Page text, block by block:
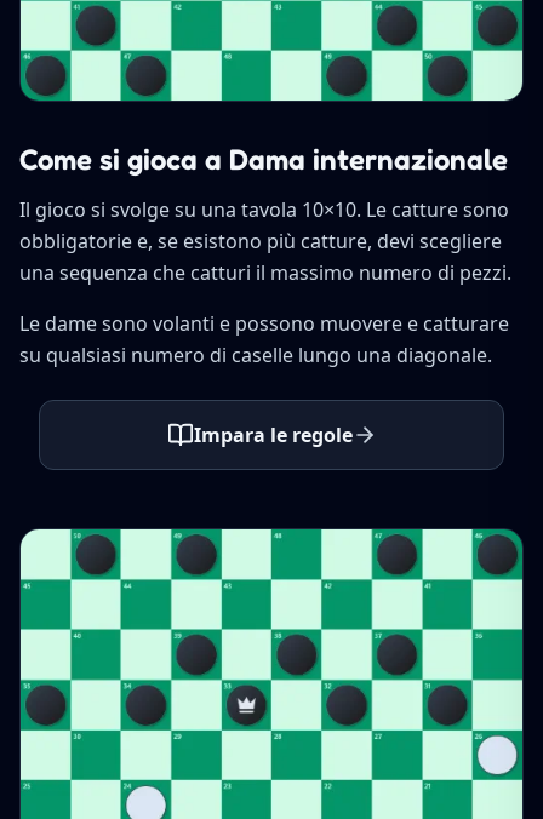
Come si gioca a Dama internazionale
Il gioco si svolge su una tavola 10×10. Le catture sono
obbligatorie e, se esistono più catture, devi scegliere
una sequenza che catturi il massimo numero di pezzi.
Le dame sono volanti e possono muovere e catturare
su qualsiasi numero di caselle lungo una diagonale.
Impara le regole